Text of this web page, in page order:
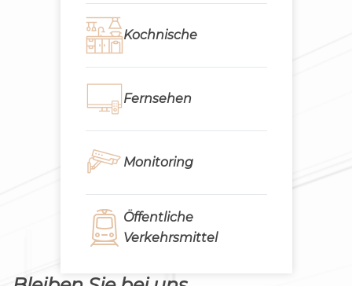
Kochnische
Fernsehen
Monitoring
Öffentliche
Verkehrsmittel